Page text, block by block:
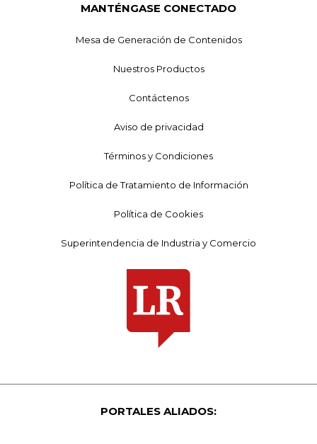
MANTÉNGASE CONECTADO
Mesa de Generación de Contenidos
Nuestros Productos
Contáctenos
Aviso de privacidad
Términos y Condiciones
Política de Tratamiento de Información
Política de Cookies
Superintendencia de Industria y Comercio
PORTALES ALIADOS: